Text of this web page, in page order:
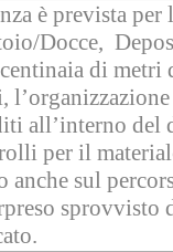
è prevista
Docce,
di
all’interno del
per il
anche sul
sprovvisto